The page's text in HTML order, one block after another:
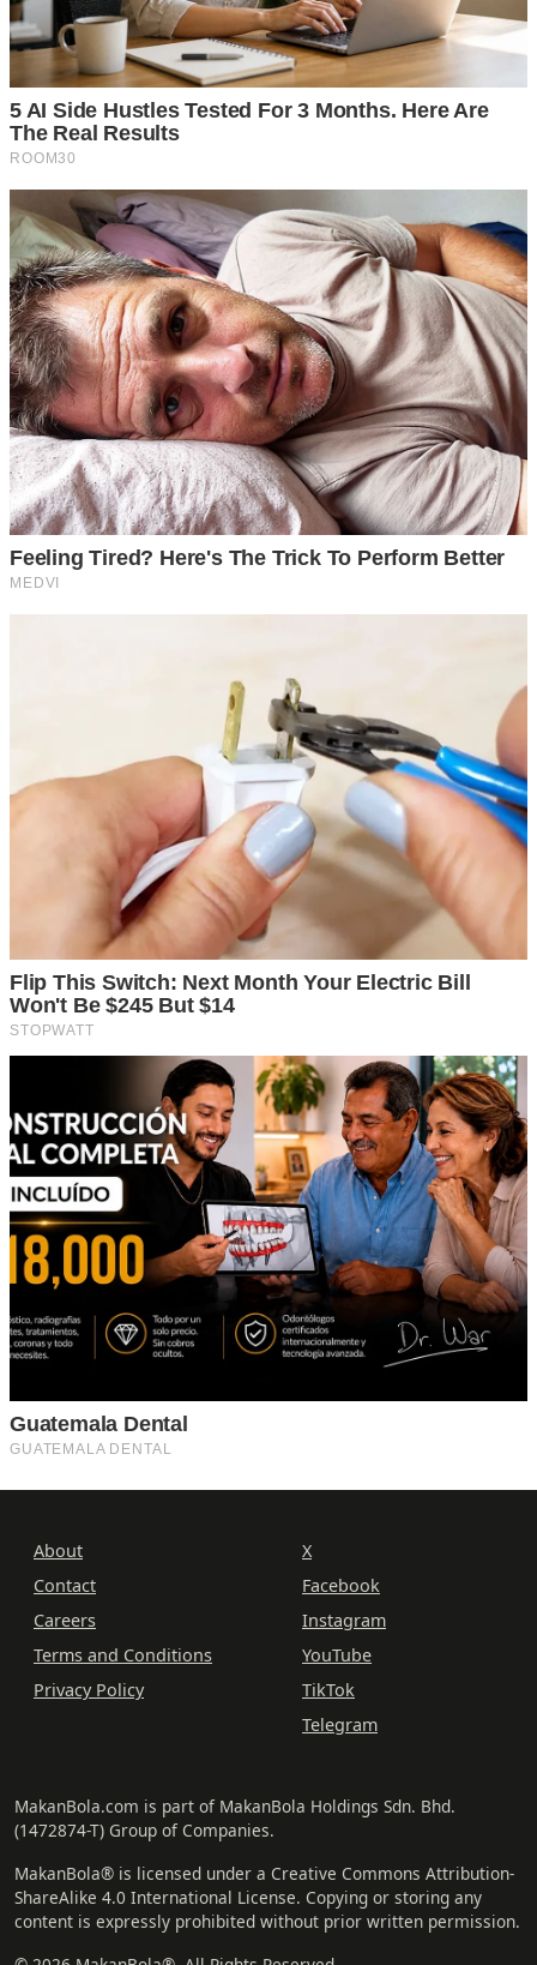
About
Contact
Careers
Terms and Conditions
Privacy Policy
X
Facebook
Instagram
YouTube
TikTok
Telegram
MakanBola.com is part of MakanBola Holdings Sdn. Bhd.
(1472874-T) Group of Companies.
MakanBola® is licensed under a Creative Commons Attribution-
ShareAlike 4.0 International License. Copying or storing any
content is expressly prohibited without prior written permission.